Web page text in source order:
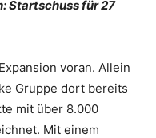
Startschuss für 27
voran. Allein
Gruppe dort bereits
mit über 8.000
Mit einem